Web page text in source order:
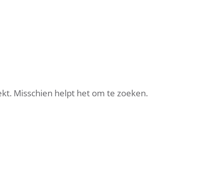
Misschien helpt het om te zoeken.